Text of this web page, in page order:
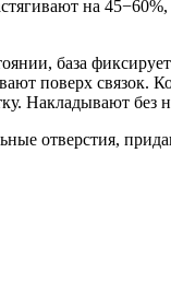
на
база
поверх связок.
Накладывают
отверстия,